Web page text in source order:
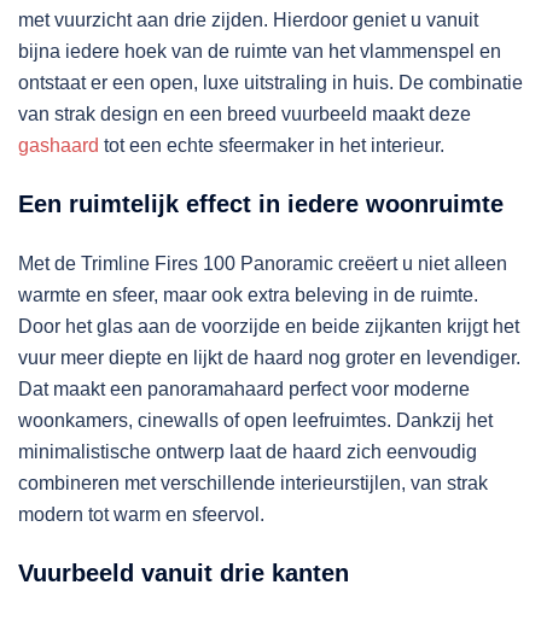
met vuurzicht aan drie zijden. Hierdoor geniet u vanuit
bijna iedere hoek van de ruimte van het vlammenspel en
ontstaat er een open, luxe uitstraling in huis. De combinatie
van strak design en een breed vuurbeeld maakt deze
gashaard tot een echte sfeermaker in het interieur.
Een ruimtelijk effect in iedere woonruimte
Met de Trimline Fires 100 Panoramic creëert u niet alleen
warmte en sfeer, maar ook extra beleving in de ruimte.
Door het glas aan de voorzijde en beide zijkanten krijgt het
vuur meer diepte en lijkt de haard nog groter en levendiger.
Dat maakt een panoramahaard perfect voor moderne
woonkamers, cinewalls of open leefruimtes. Dankzij het
minimalistische ontwerp laat de haard zich eenvoudig
combineren met verschillende interieurstijlen, van strak
modern tot warm en sfeervol.
Vuurbeeld vanuit drie kanten